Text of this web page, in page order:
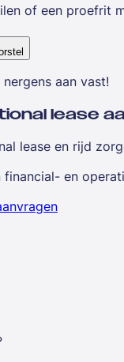
of een proefrit
aan vast!
lease
lease en rijd
en